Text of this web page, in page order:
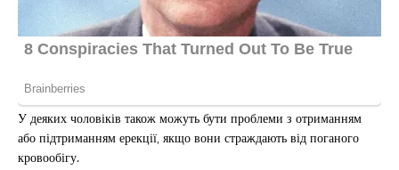
У деяких чоловіків також можуть бути проблеми з отриманням
або підтриманням ерекції, якщо вони страждають від поганого
кровообігу.